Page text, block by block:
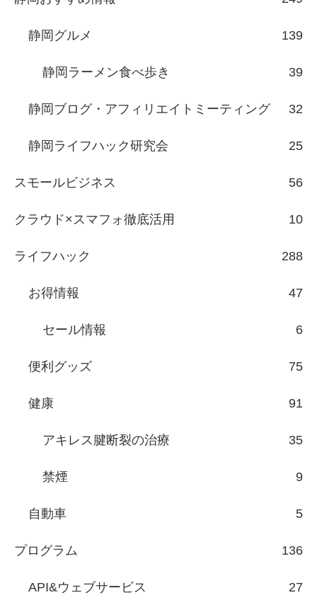
静岡グルメ 139
静岡ラーメン食べ歩き 39
静岡ブログ・アフィリエイトミーティング 32
静岡ライフハック研究会 25
スモールビジネス 56
クラウド×スマフォ徹底活用 10
ライフハック 288
お得情報 47
セール情報 6
便利グッズ 75
健康 91
アキレス腱断裂の治療 35
禁煙 9
自動車 5
プログラム 136
API&ウェブサービス 27